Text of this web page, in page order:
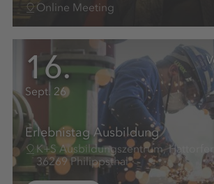
Online Meeting
16.
Sept. 26
Erlebnistag Ausbildung
K+S Ausbildungszentrum, Hattorfer
36269 Philippsthal